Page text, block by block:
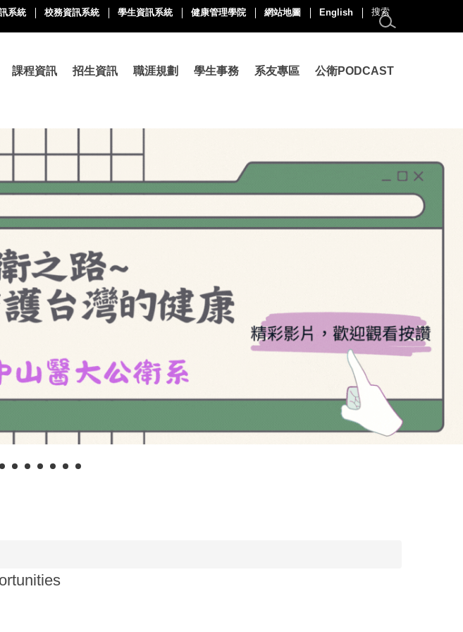
課程資訊 招生資訊 職涯規劃 學生事務 系友專區 公衛PODCAST
系統 校務資訊系統 學生資訊系統 健康管理學院 網站地圖 English